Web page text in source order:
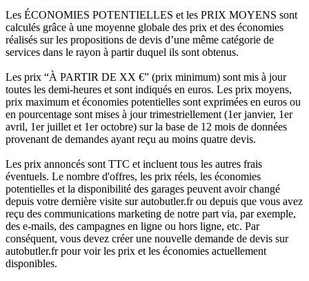
Les ÉCONOMIES POTENTIELLES et les PRIX MOYENS sont
calculés grâce à une moyenne globale des prix et des économies
réalisés sur les propositions de devis d’une même catégorie de
services dans le rayon à partir duquel ils sont obtenus.
Les prix “À PARTIR DE XX €” (prix minimum) sont mis à jour
toutes les demi-heures et sont indiqués en euros. Les prix moyens,
prix maximum et économies potentielles sont exprimées en euros ou
en pourcentage sont mises à jour trimestriellement (1er janvier, 1er
avril, 1er juillet et 1er octobre) sur la base de 12 mois de données
provenant de demandes ayant reçu au moins quatre devis.
Les prix annoncés sont TTC et incluent tous les autres frais
éventuels. Le nombre d'offres, les prix réels, les économies
potentielles et la disponibilité des garages peuvent avoir changé
depuis votre dernière visite sur autobutler.fr ou depuis que vous avez
reçu des communications marketing de notre part via, par exemple,
des e-mails, des campagnes en ligne ou hors ligne, etc. Par
conséquent, vous devez créer une nouvelle demande de devis sur
autobutler.fr pour voir les prix et les économies actuellement
disponibles.